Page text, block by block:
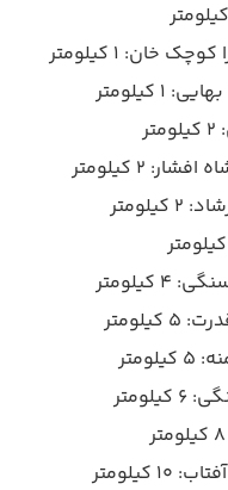
خان: ۱ کیلومتر
کیلومتر
۲ کیلومتر
کیلومتر